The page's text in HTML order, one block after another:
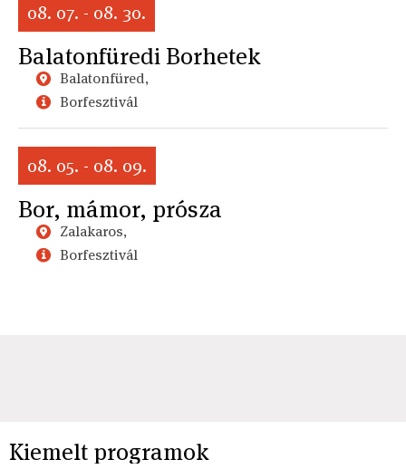
08. 07. - 08. 30.
Balatonfüredi Borhetek
Balatonfüred,
Borfesztivál
08. 05. - 08. 09.
Bor, mámor, prósza
Zalakaros,
Borfesztivál
Kiemelt programok